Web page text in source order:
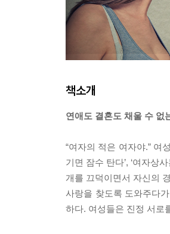
책소개
연애도 결혼도 채울 수 없
“여자의 적은 여자야.” 여
기면 잠수 탄다’, ‘여자상
개를 끄덕이면서 자신의
사랑을 찾도록 도와주다
하다. 여성들은 진정 서로